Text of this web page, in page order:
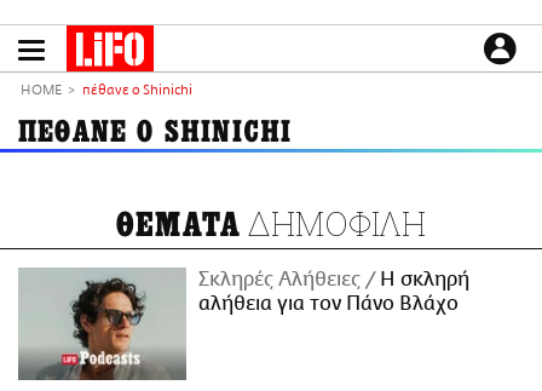
το
LIFO SHOP
ΕΙΔΗΣΕΙΣ
CULTURE
PODCASTS
Plus
HOME πέθανε ο Shinichi
ΠΕΘΑΝΕ Ο SHINICHI
ΘΕΜΑΤΑ ΔΗΜΟΦΙΛΗ
Σκληρές Αλήθειες
H σκληρή
αλήθεια για τον Πάνο Βλάχο